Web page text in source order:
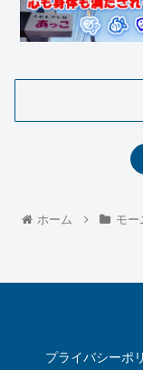
ホーム モー
プライバシーポ